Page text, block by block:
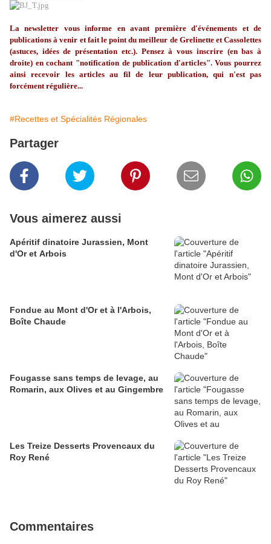
Lanewsletter vous informe en avant première d'événements et de
publications à venir et fait le point du meilleur de Grelinetteet Cassolettes
(astuces, idées de présentation etc.). Pensez à vous inscrire (en bas à
droite) en cochant "notification de publication d'articles". Vous pourrez
ainsi recevoir les articles au fil de leur publication, qui n'est pas
forcément régulière...
#Recettes et Spécialités Régionales
Partager
Vous aimerez aussi
Apéritif dinatoire Jurassien, Mont
d'Or et Arbois
Fondue au Mont d'Or et à l'Arbois,
Boîte Chaude
Fougasse sans temps de levage, au
Romarin, aux Olives et au Gingembre
Les Treize Desserts Provencaux du
Roy René
Commentaires